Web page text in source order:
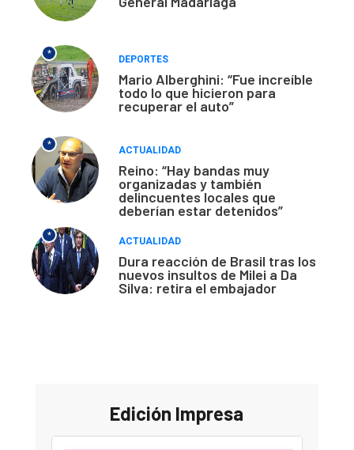
*
DEPORTES
Mario Alberghini: “Fue increíble
todo lo que hicieron para
recuperar el auto”
*
ACTUALIDAD
Reino: “Hay bandas muy
organizadas y también
delincuentes locales que
deberían estar detenidos”
*
ACTUALIDAD
Dura reacción de Brasil tras los
nuevos insultos de Milei a Da
Silva: retira el embajador
Edición Impresa